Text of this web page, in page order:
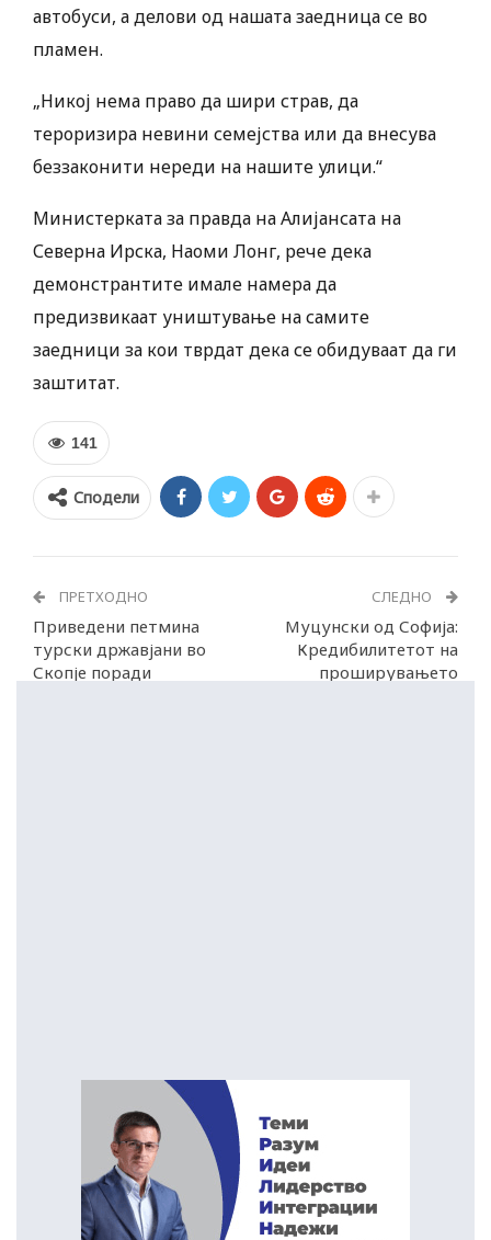
автобуси, а делови од нашата заедница се во
пламен.
„Никој нема право да шири страв, да
тероризира невини семејства или да внесува
беззаконити нереди на нашите улици.“
Министерката за правда на Алијансата на
Северна Ирска, Наоми Лонг, рече дека
демонстрантите имале намера да
предизвикаат уништување на самите
заедници за кои тврдат дека се обидуваат да ги
заштитат.
141
Сподели
ПРЕТХОДНО
Приведени петмина
турски државјани во
Скопје поради
СЛЕДНО
Муцунски од Софија:
Кредибилитетот на
проширувањето